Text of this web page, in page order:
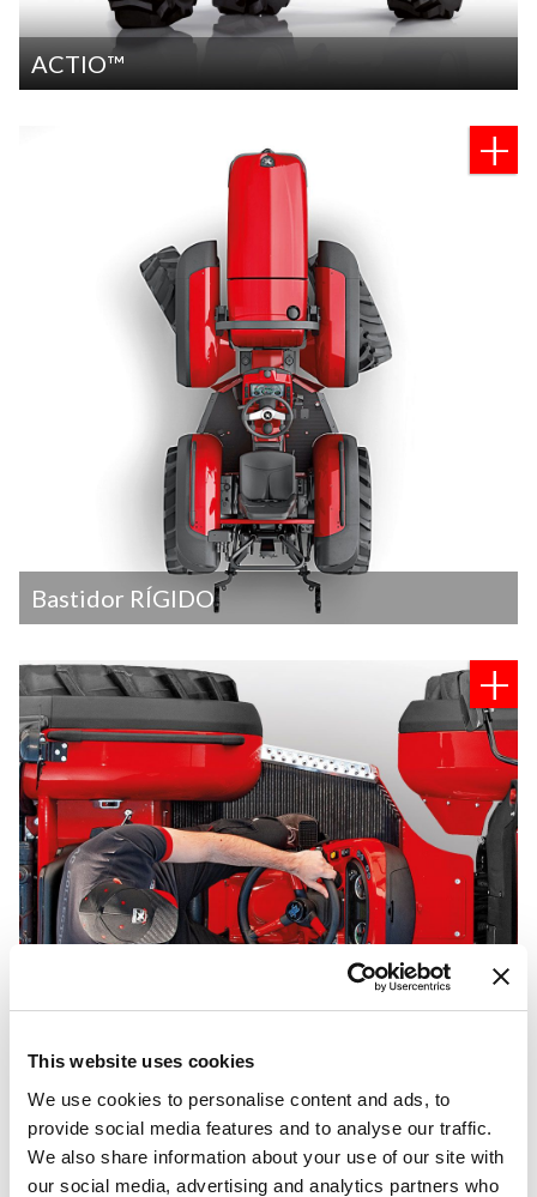
This website uses cookies
We use cookies to personalise content and ads, to
provide social media features and to analyse our traffic.
We also share information about your use of our site with
our social media, advertising and analytics partners who
ACTIO™
Bastidor RÍGIDO
Confort